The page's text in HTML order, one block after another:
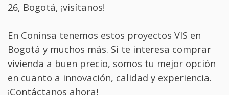
26, Bogotá, ¡visítanos!
En Coninsa tenemos estos proyectos VIS en
Bogotá y muchos más. Si te interesa comprar
vivienda a buen precio, somos tu mejor opción
en cuanto a innovación, calidad y experiencia.
¡Contáctanos ahora!